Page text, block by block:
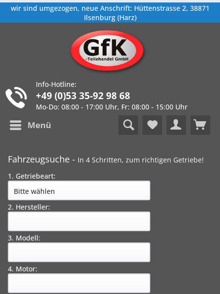
wir sind umgezogen, neue Anschrift: Hüttenstrasse 2, 38871
Ilsenburg (Harz)
Info-Hotline:
+49 (0)53 35-92 98 68
Mo-Do: 08:00 - 17:00 Uhr, Fr: 08:00 - 15:00 Uhr
Menü
Fahrzeugsuche - In 4 Schritten, zum richtigen Getriebe!
1. Getriebeart:
2. Hersteller:
3. Modell:
4. Motor: